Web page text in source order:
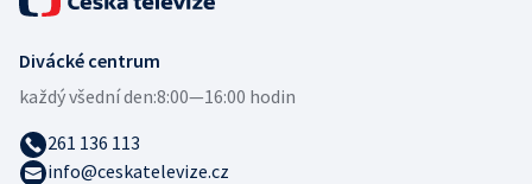
Divácké centrum
každý všední den:8:00—16:00 hodin
261 136 113
info@ceskatelevize.cz